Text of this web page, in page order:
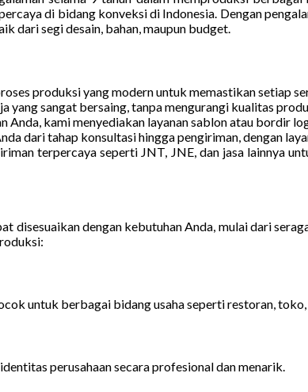
di bidang konveksi di Indonesia. Dengan
dari segi desain, bahan, maupun budget.
produksi yang modern untuk memastikan setiap
yang sangat bersaing, tanpa mengurangi kualitas
Anda, kami menyediakan layanan sablon atau bordir
dari tahap konsultasi hingga pengiriman, dengan
terpercaya seperti JNT, JNE, dan jasa lainnya
dengan kebutuhan Anda, mulai dari
untuk berbagai bidang usaha seperti restoran, toko,
perusahaan secara profesional dan menarik.